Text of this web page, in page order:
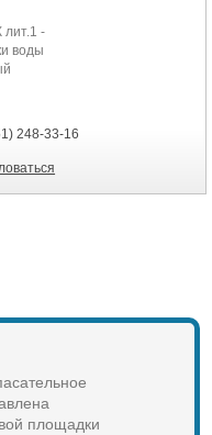
лит.1 -
воды
воды любого
(кроме
входит в
элемента
от
IP64
248-33-16
площадки